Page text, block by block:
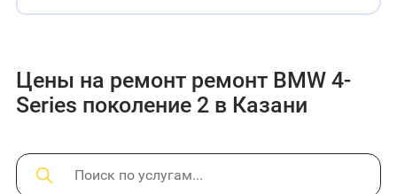
Цены на ремонт ремонт BMW 4-
Series поколение 2 в Казани